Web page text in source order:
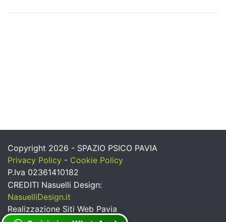
Copyright 2026 - SPAZIO PSICO PAVIA
Privacy Policy - Cookie Policy
P.Iva 02361410182
CREDITI Nasuelli Design:
NasuelliDesign.it
Realizzazione Siti Web Pavia